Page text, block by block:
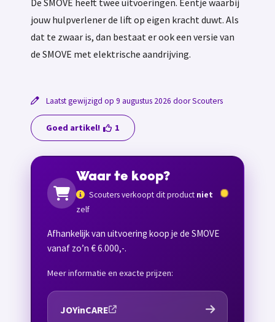
De SMOVE heeft twee uitvoeringen. Eentje waarbij
jouw hulpverlener de lift op eigen kracht duwt. Als
dat te zwaar is, dan bestaat er ook een versie van
de SMOVE met elektrische aandrijving.
Laatst gewijzigd op 9 augustus 2026 door Scouters
Goed artikel! 1
Waar te koop?
Scouters verkoopt dit product niet
zelf
Afhankelijk van uitvoering koop je de SMOVE
vanaf zo’n € 6.000,-.
Meer informatie en exacte prijzen:
JOYinCARE